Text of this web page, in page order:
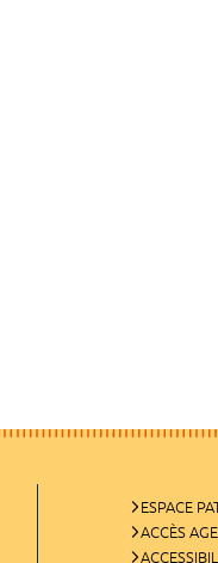
ESPACE
ACCÈS